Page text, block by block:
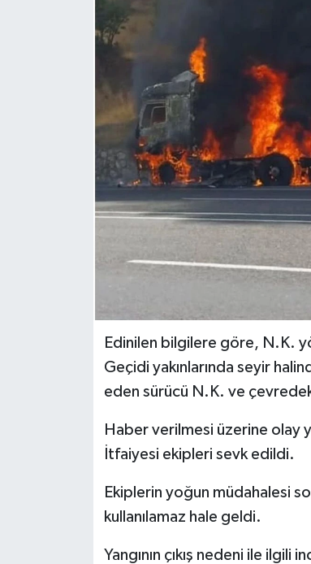
Edinilen bilgilere göre, N.K.
Geçidi yakınlarında seyir
eden sürücü N.K. ve
Haber verilmesi üzerine olay
İtfaiyesi ekipleri sevk edildi.
Ekiplerin yoğun müdahalesi
kullanılamaz hale geldi.
Yangının çıkış nedeni ile ilgili
İlim & İrfan
Sağlık & Yaşam